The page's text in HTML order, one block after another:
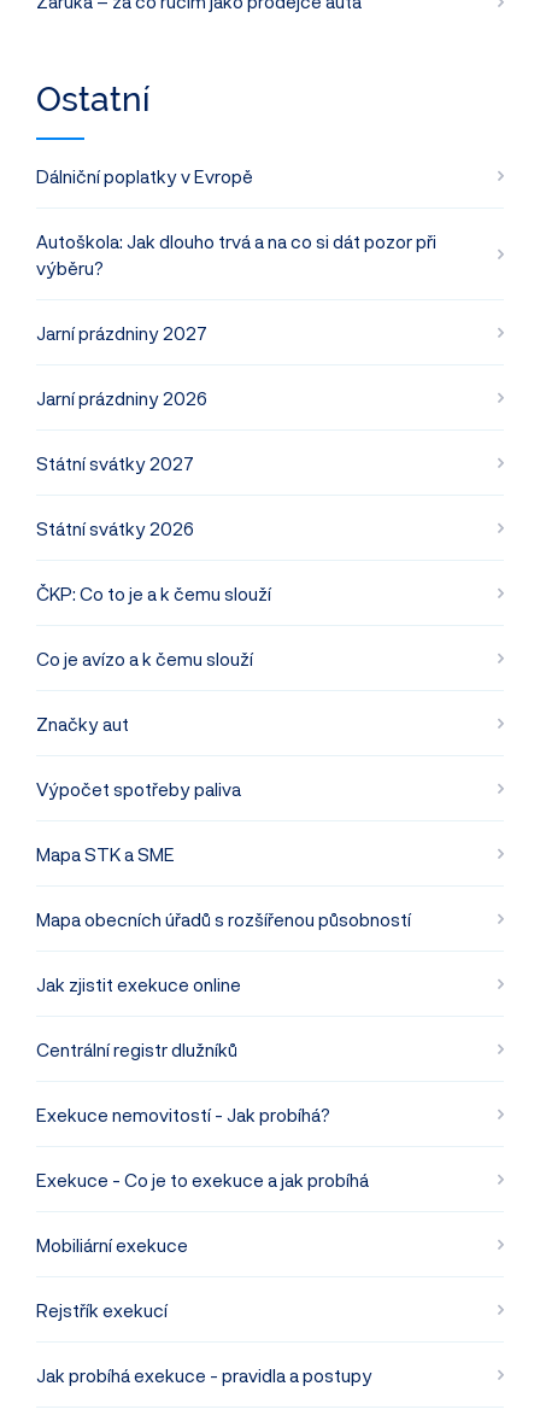
Ostatní
Dálniční poplatky v Evropě
Autoškola: Jak dlouho trvá a na co si dát pozor při
výběru?
Jarní prázdniny 2027
Jarní prázdniny 2026
Státní svátky 2027
Státní svátky 2026
ČKP: Co to je a k čemu slouží
Co je avízo a k čemu slouží
Značky aut
Výpočet spotřeby paliva
Mapa STK a SME
Mapa obecních úřadů s rozšířenou působností
Jak zjistit exekuce online
Centrální registr dlužníků
Exekuce nemovitostí - Jak probíhá?
Exekuce - Co je to exekuce a jak probíhá
Mobiliární exekuce
Rejstřík exekucí
Jak probíhá exekuce - pravidla a postupy